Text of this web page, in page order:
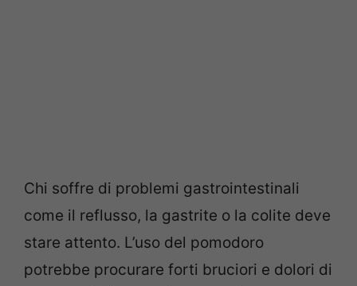
Chi soffre di problemi gastrointestinali
come il reflusso, la gastrite o la colite deve
stare attento. L’uso del pomodoro
potrebbe procurare forti bruciori e dolori di